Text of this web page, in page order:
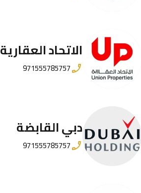
الاتحاد العقارية
971555785757
دبي القابضة
971555785757